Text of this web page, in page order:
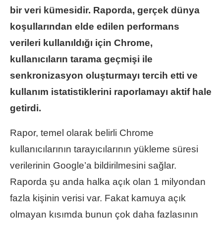
bir veri kümesidir. Raporda, gerçek dünya
koşullarından elde edilen performans
verileri kullanıldığı için Chrome,
kullanıcıların tarama geçmişi ile
senkronizasyon oluşturmayı tercih etti ve
kullanım istatistiklerini raporlamayı aktif hale
getirdi.
Rapor, temel olarak belirli Chrome
kullanıcılarının tarayıcılarının yükleme süresi
verilerinin Google’a bildirilmesini sağlar.
Raporda şu anda halka açık olan 1 milyondan
fazla kişinin verisi var. Fakat kamuya açık
olmayan kısımda bunun çok daha fazlasının